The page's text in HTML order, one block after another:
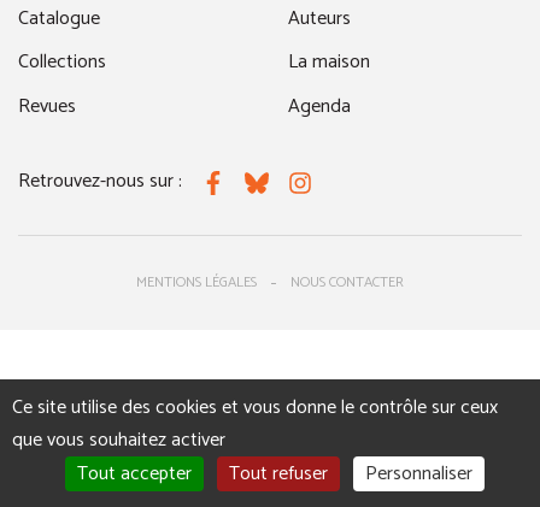
Catalogue
Collections
Revues
Auteurs
La maison
Agenda
Retrouvez-nous sur : FacebookBlueskyInstagram
MENTIONS LÉGALES NOUS CONTACTER
Ce site utilise des cookies et vous donne le contrôle sur ceux
que vous souhaitez activer
Tout accepter
Tout refuser Personnaliser